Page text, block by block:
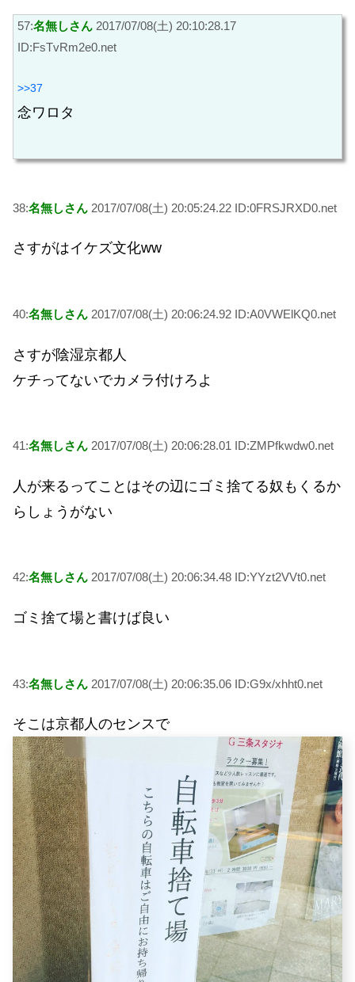
57:名無しさん 2017/07/08(土) 20:10:28.17
ID:FsTvRm2e0.net
>>37
念ワロタ
38:名無しさん 2017/07/08(土) 20:05:24.22 ID:0FRSJRXD0.net
さすがはイケズ文化ww
40:名無しさん 2017/07/08(土) 20:06:24.92 ID:A0VWElKQ0.net
さすが陰湿京都人
ケチってないでカメラ付けろよ
41:名無しさん 2017/07/08(土) 20:06:28.01 ID:ZMPfkwdw0.net
人が来るってことはその辺にゴミ捨てる奴もくるか
らしょうがない
42:名無しさん 2017/07/08(土) 20:06:34.48 ID:YYzt2VVt0.net
ゴミ捨て場と書けば良い
43:名無しさん 2017/07/08(土) 20:06:35.06 ID:G9x/xhht0.net
そこは京都人のセンスで